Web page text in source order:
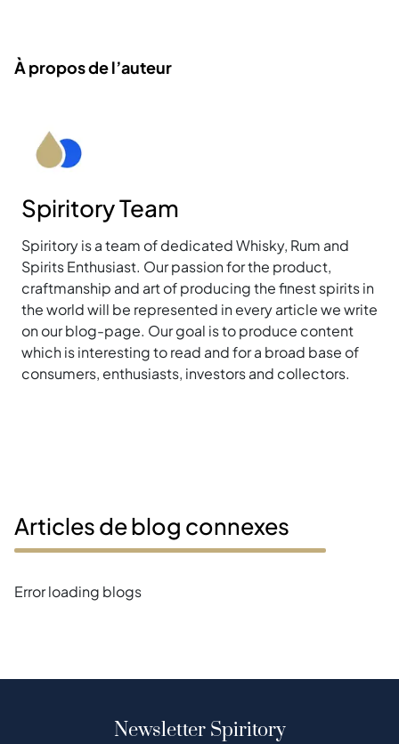
À propos de l’auteur
Spiritory Team
Spiritory is a team of dedicated Whisky, Rum and
Spirits Enthusiast. Our passion for the product,
craftmanship and art of producing the finest spirits in
the world will be represented in every article we write
on our blog-page. Our goal is to produce content
which is interesting to read and for a broad base of
consumers, enthusiasts, investors and collectors.
Articles de blog connexes
Error loading blogs
Newsletter Spiritory